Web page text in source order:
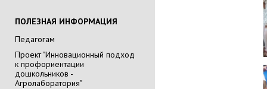
ПОЛЕЗНАЯ ИНФОРМАЦИЯ
Педагогам
Проект "Инновационный подход
к профориентации
дошкольников -
Агролаборатория"